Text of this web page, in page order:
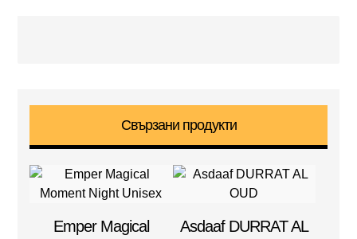
Свързани продукти
Emper Magical
Asdaaf DURRAT AL